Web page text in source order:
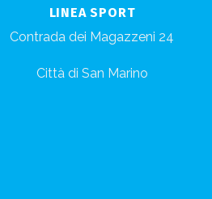
LINEA SPORT
Contrada dei Magazzeni 24
Città di San Marino